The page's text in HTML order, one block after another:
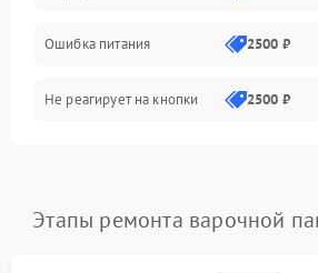
Ошибка питания 2500 ₽
Не реагирует на кнопки 2500 ₽
Этапы ремонта варочной